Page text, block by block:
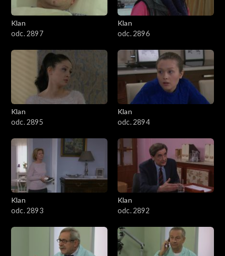
4101–4200
3901–4000
3801–3900
3701–3800
3601–3700
3501–3600
3401–3500
Klan
odc. 2897
Klan
odc. 2896
Klan
odc. 2895
Klan
odc. 2894
Klan
odc. 2893
Klan
odc. 2892